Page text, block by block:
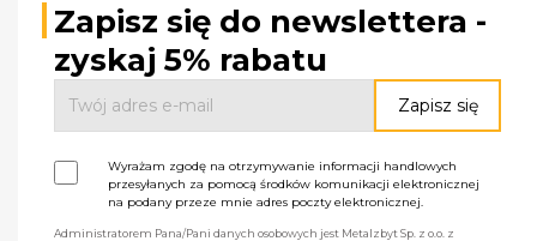
Zapisz się do newslettera -
zyskaj 5% rabatu
Wyrażam zgodę na otrzymywanie informacji handlowych
przesyłanych za pomocą środków komunikacji elektronicznej
na podany przeze mnie adres poczty elektronicznej.
Administratorem Pana/Pani danych osobowych jest Metalzbyt Sp. z o.o. z